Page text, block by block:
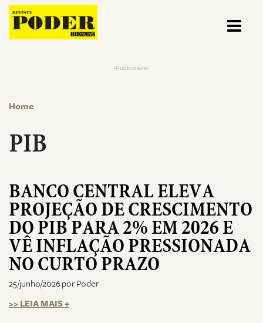
Pular para o conteúdo
-Publicidade-
Home
PIB
BANCO CENTRAL ELEVA
PROJEÇÃO DE CRESCIMENTO
DO PIB PARA 2% EM 2026 E
VÊ INFLAÇÃO PRESSIONADA
NO CURTO PRAZO
25/junho/2026 por Poder
>> LEIA MAIS +